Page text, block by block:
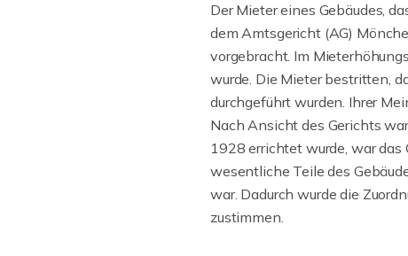
Der Mieter eines Gebäudes,
dem Amtsgericht (AG)
vorgebracht. Im
wurde. Die Mieter bestritten,
durchgeführt wurden. Ihrer
Nach Ansicht des Gerichts
1928 errichtet wurde, war das
wesentliche Teile des
war. Dadurch wurde die
zustimmen.